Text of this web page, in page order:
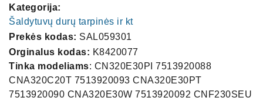
Kategorija:
Šaldytuvų durų tarpinės ir kt
Prekės kodas: SAL059301
Orginalus kodas: K8420077
Tinka modeliams: CN320E30PI 7513920088
CNA320C20T 7513920093 CNA320E30PT
7513920090 CNA320E30W 7513920092 CNF230SEU